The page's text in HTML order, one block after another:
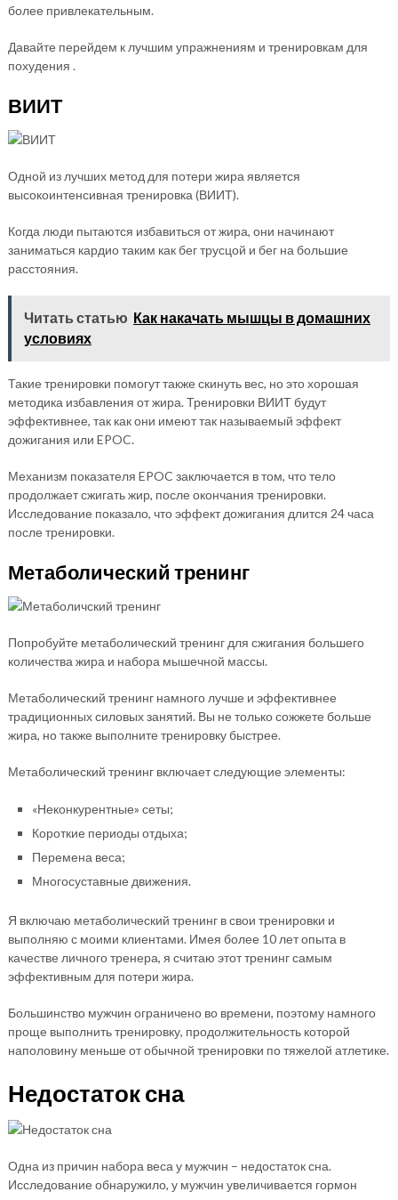
более привлекательным.
Давайте перейдем к лучшим упражнениям и тренировкам для
похудения .
ВИИТ
Одной из лучших метод для потери жира является
высокоинтенсивная тренировка (ВИИТ).
Когда люди пытаются избавиться от жира, они начинают
заниматься кардио таким как бег трусцой и бег на большие
расстояния.
Читать статью Как накачать мышцы в домашних
условиях
Такие тренировки помогут также скинуть вес, но это хорошая
методика избавления от жира. Тренировки ВИИТ будут
эффективнее, так как они имеют так называемый эффект
дожигания или EPOC.
Механизм показателя EPOC заключается в том, что тело
продолжает сжигать жир, после окончания тренировки.
Исследование показало, что эффект дожигания длится 24 часа
после тренировки.
Метаболический тренинг
Попробуйте метаболический тренинг для сжигания большего
количества жира и набора мышечной массы.
Метаболический тренинг намного лучше и эффективнее
традиционных силовых занятий. Вы не только сожжете больше
жира, но также выполните тренировку быстрее.
Метаболический тренинг включает следующие элементы:
«Неконкурентные» сеты;
Короткие периоды отдыха;
Перемена веса;
Многосуставные движения.
Я включаю метаболический тренинг в свои тренировки и
выполняю с моими клиентами. Имея более 10 лет опыта в
качестве личного тренера, я считаю этот тренинг самым
эффективным для потери жира.
Большинство мужчин ограничено во времени, поэтому намного
проще выполнить тренировку, продолжительность которой
наполовину меньше от обычной тренировки по тяжелой атлетике.
Недостаток сна
Одна из причин набора веса у мужчин – недостаток сна.
Исследование обнаружило, у мужчин увеличивается гормон